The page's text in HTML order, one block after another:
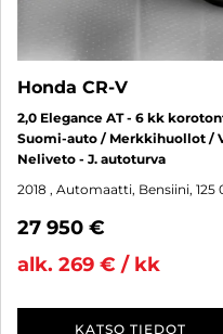
Honda CR-V
2,0 Elegance AT - 6 kk
Suomi-auto / Merkkihuollot /
Neliveto - J. autoturva
2018 , Automaatti, Bensiini, 125
27 950 €
alk. 269 € / kk
KATSO TIEDOT